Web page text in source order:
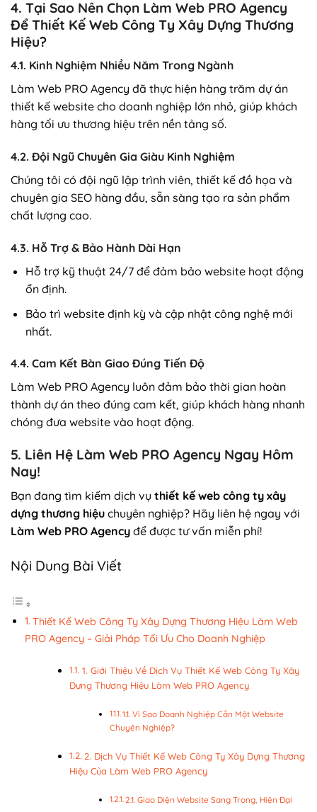
4. Tại Sao Nên Chọn Làm Web PRO Agency
Để Thiết Kế Web Công Ty Xây Dựng Thương
Hiệu?
4.1. Kinh Nghiệm Nhiều Năm Trong Ngành
Làm Web PRO Agency đã thực hiện hàng trăm dự án
thiết kế website cho doanh nghiệp lớn nhỏ, giúp khách
hàng tối ưu thương hiệu trên nền tảng số.
4.2. Đội Ngũ Chuyên Gia Giàu Kinh Nghiệm
Chúng tôi có đội ngũ lập trình viên, thiết kế đồ họa và
chuyên gia SEO hàng đầu, sẵn sàng tạo ra sản phẩm
chất lượng cao.
4.3. Hỗ Trợ & Bảo Hành Dài Hạn
Hỗ trợ kỹ thuật 24/7 để đảm bảo website hoạt động
ổn định.
Bảo trì website định kỳ và cập nhật công nghệ mới
nhất.
4.4. Cam Kết Bàn Giao Đúng Tiến Độ
Làm Web PRO Agency luôn đảm bảo thời gian hoàn
thành dự án theo đúng cam kết, giúp khách hàng nhanh
chóng đưa website vào hoạt động.
5. Liên Hệ Làm Web PRO Agency Ngay Hôm
Nay!
Bạn đang tìm kiếm dịch vụ thiết kế web công ty xây
dựng thương hiệu chuyên nghiệp? Hãy liên hệ ngay với
Làm Web PRO Agency để được tư vấn miễn phí!
Nội Dung Bài Viết
Thiết Kế Web Công Ty Xây Dựng Thương Hiệu Làm Web
PRO Agency – Giải Pháp Tối Ưu Cho Doanh Nghiệp
1. Giới Thiệu Về Dịch Vụ Thiết Kế Web Công Ty Xây
Dựng Thương Hiệu Làm Web PRO Agency
1.1. Vì Sao Doanh Nghiệp Cần Một Website
Chuyên Nghiệp?
2. Dịch Vụ Thiết Kế Web Công Ty Xây Dựng Thương
Hiệu Của Làm Web PRO Agency
2.1. Giao Diện Website Sang Trọng, Hiện Đại